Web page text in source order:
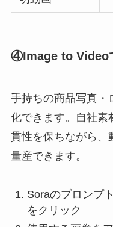
④Image to Video
手持ちの商品写真・
化できます。自社素
貫性を保ちながら、
量産できます。
Soraのプロンプ
をクリック